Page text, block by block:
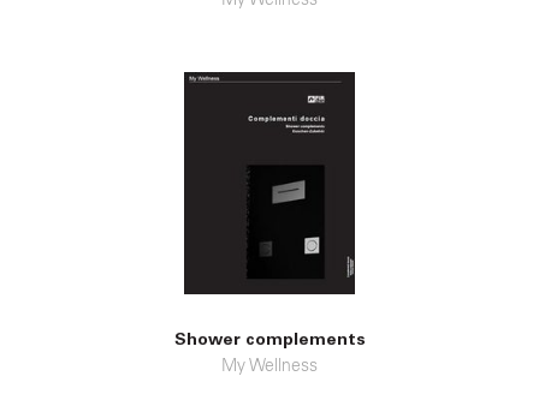
Shower complements
My Wellness